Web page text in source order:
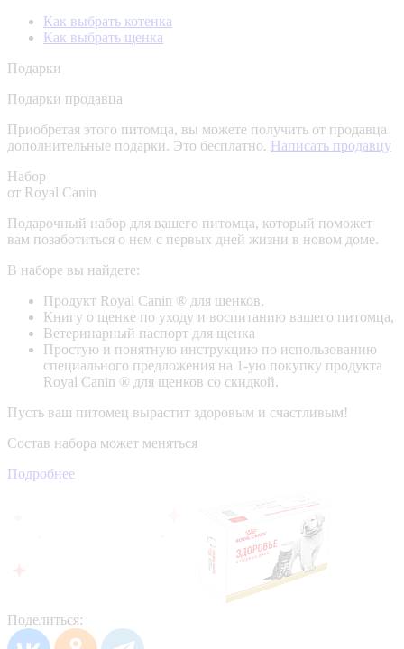
Как выбрать котенка
Как выбрать щенка
Подарки
Подарки продавца
Приобретая этого питомца, вы можете получить от продавца
дополнительные подарки. Это бесплатно. Написать продавцу
Набор
от Royal Canin
Подарочный набор для вашего питомца, который поможет
вам позаботиться о нем с первых дней жизни в новом доме.
В наборе вы найдете:
Продукт Royal Canin ® для щенков,
Книгу о щенке по уходу и воспитанию вашего питомца,
Ветеринарный паспорт для щенка
Простую и понятную инструкцию по использованию
специального предложения на 1-ую покупку продукта
Royal Canin ® для щенков со скидкой.
Пусть ваш питомец вырастит здоровым и счастливым!
Состав набора может меняться
Подробнее
Поделиться: